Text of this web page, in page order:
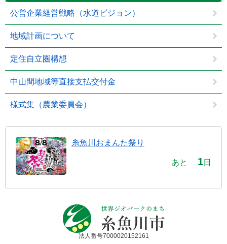
公営企業経営戦略（水道ビジョン）
地域計画について
定住自立圏構想
中山間地域等直接支払交付金
様式集（農業委員会）
糸魚川おまんた祭り
あと 1日
法人番号7000020152161